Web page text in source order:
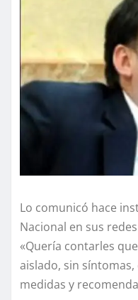
Lo comunicó hace
Nacional en sus
«Quería contarles
aislado, sin
medidas y